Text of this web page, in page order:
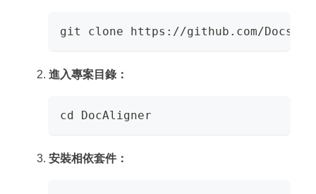
git clone https://github.com/
進入專案目錄：
cd DocAligner
安裝相依套件：